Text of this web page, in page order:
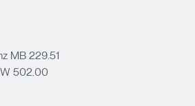
MB 229.51
502.00